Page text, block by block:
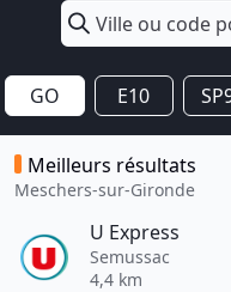
GO E10
Meilleurs résultats
Meschers-sur-Gironde
U Express
Semussac
4,4 km